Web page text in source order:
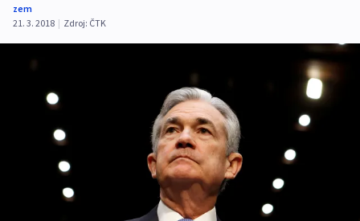
zem
21. 3. 2018 | Zdroj: ČTK